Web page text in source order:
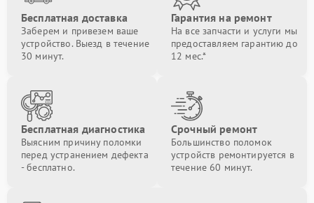
Бесплатная доставка
Заберем и привезем ваше
устройство. Выезд в течение
30 минут.
Гарантия на ремонт
На все запчасти и услуги мы
предоставляем гарантию до
12 мес.*
Бесплатная диагностика
Выясним причину поломки
перед устранением дефекта
- бесплатно.
Срочный ремонт
Большинство поломок
устройств ремонтируется в
течение 60 минут.